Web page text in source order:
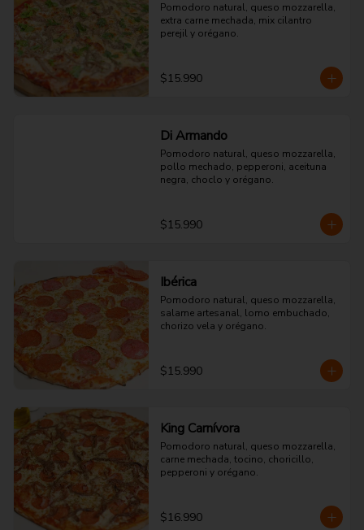
Pomodoro natural, queso mozzarella,
extra carne mechada, mix cilantro
perejil y orégano.
$15.990
Di Armando
Pomodoro natural, queso mozzarella,
pollo mechado, pepperoni, aceituna
negra, choclo y orégano.
$15.990
Ibérica
Pomodoro natural, queso mozzarella,
salame artesanal, lomo embuchado,
chorizo vela y orégano.
$15.990
King Carnívora
Pomodoro natural, queso mozzarella,
carne mechada, tocino, choricillo,
pepperoni y orégano.
$16.990